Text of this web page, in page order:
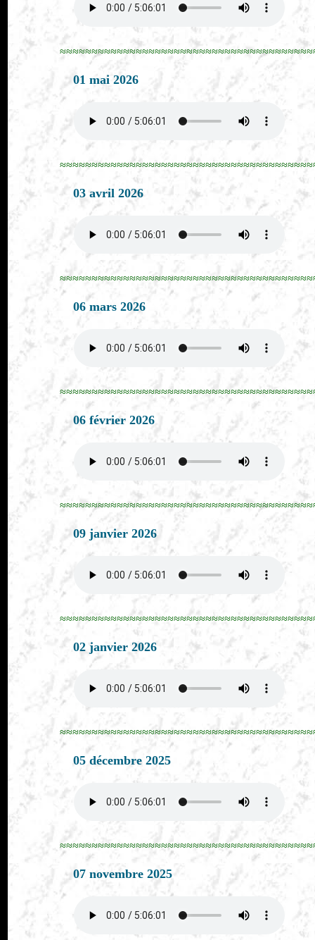
01 mai 2026
03 avril 2026
06 mars 2026
06 février 2026
09 janvier 2026
02 janvier 2026
05 décembre 2025
07 novembre 2025